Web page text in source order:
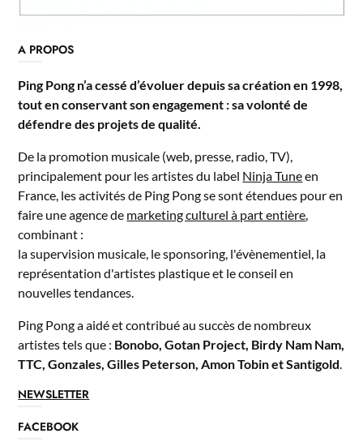
A PROPOS
Ping Pong n’a cessé d’évoluer depuis sa création en 1998,
tout en conservant son engagement : sa volonté de
défendre des projets de qualité.
De la promotion musicale (web, presse, radio, TV),
principalement pour les artistes du label Ninja Tuneen
France, les activités de Ping Pong se sont étendues pour en
faire une agence de marketing culturel à part entière
combinant :
la supervision musicale, le sponsoring, l'évènementiel, la
représentation d'artistes plastique et le conseil en
nouvelles tendances.
Ping Pong a aidé et contribué au succès de nombreux
artistes tels que : Bonobo, Gotan Project, Birdy Nam Nam,
TTC, Gonzales, Gilles Peterson, Amon Tobin et Santigold
NEWSLETTER
FACEBOOK